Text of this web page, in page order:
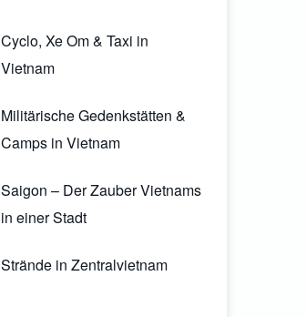
Cyclo, Xe Om & Taxi in
Vietnam
Militärische Gedenkstätten &
Camps in Vietnam
Saigon – Der Zauber Vietnams
in einer Stadt
Strände in Zentralvietnam